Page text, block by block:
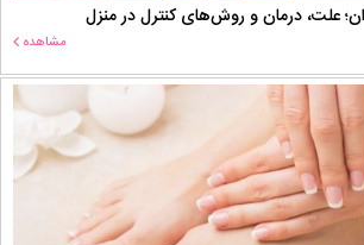
علت، درمان و روش‌های کنترل در منزل
مشاهده